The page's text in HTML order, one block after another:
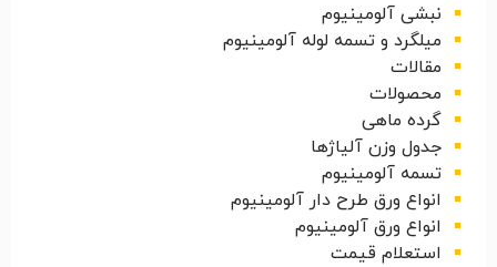
نبشی آلومینیوم
میلگرد و تسمه لوله آلومینیوم
مقالات
محصولات
گرده ماهی
جدول وزن آلیاژها
تسمه آلومینیوم
انواع ورق طرح دار آلومینیوم
انواع ورق آلومینیوم
استعلام قیمت